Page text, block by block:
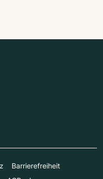
Barrierefreiheit